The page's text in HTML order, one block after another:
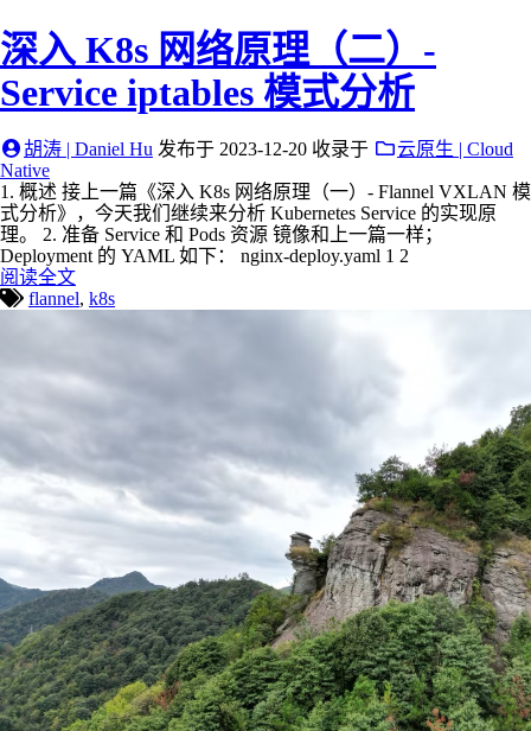
深入 K8s 网络原理（二）-
Service iptables 模式分析
胡涛 | Daniel Hu 发布于 2023-12-20 收录于
云原生 | Cloud
Native
1. 概述 接上一篇《深入 K8s 网络原理（一）- Flannel VXLAN 模
式分析》，今天我们继续来分析 Kubernetes Service 的实现原
理。 2. 准备 Service 和 Pods 资源 镜像和上一篇一样；
Deployment 的 YAML 如下： nginx-deploy.yaml 1 2
阅读全文
flannel, k8s